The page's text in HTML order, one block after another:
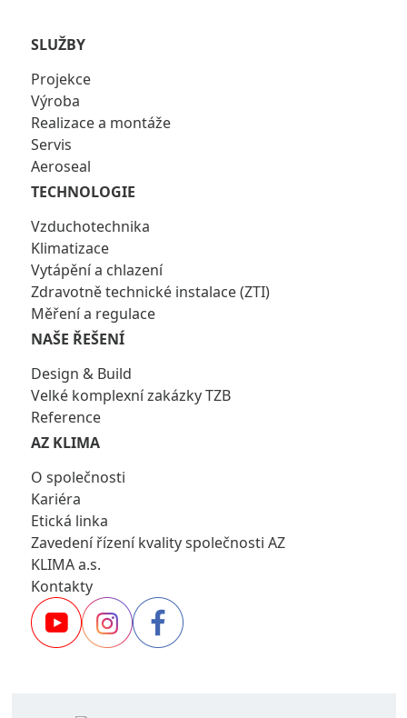
SLUŽBY
Projekce
Výroba
Realizace a montáže
Servis
Aeroseal
TECHNOLOGIE
Vzduchotechnika
Klimatizace
Vytápění a chlazení
Zdravotně technické instalace (ZTI)
Měření a regulace
NAŠE ŘEŠENÍ
Design & Build
Velké komplexní zakázky TZB
Reference
AZ KLIMA
O společnosti
Kariéra
Etická linka
Zavedení řízení kvality společnosti AZ
KLIMA a.s.
Kontakty